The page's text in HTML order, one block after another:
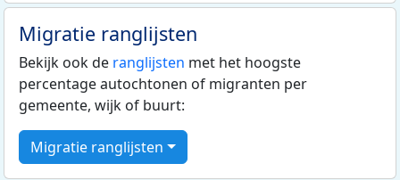
Migratie ranglijsten
Bekijk ook de ranglijsten met het hoogste
percentage autochtonen of migranten per
gemeente, wijk of buurt:
Migratie ranglijsten